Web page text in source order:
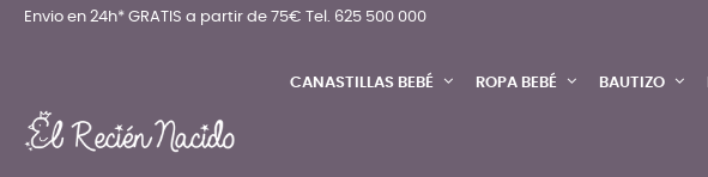
Envio en 24h* GRATIS a partir de 75€ Tel. 625 500 000
CANASTILLAS BEBÉ ROPA BEBÉ BAUTIZO